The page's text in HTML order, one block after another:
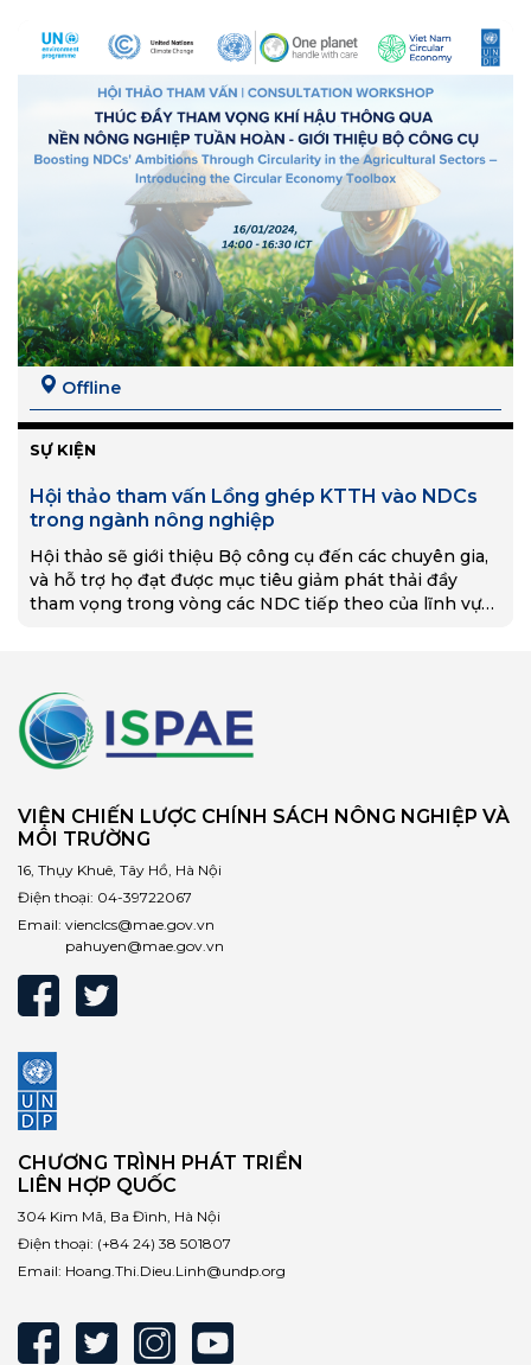
Offline
SỰ KIỆN
Hội thảo tham vấn Lồng ghép KTTH vào NDCs
trong ngành nông nghiệp
Hội thảo sẽ giới thiệu Bộ công cụ đến các chuyên gia,
và hỗ trợ họ đạt được mục tiêu giảm phát thải đầy
tham vọng trong vòng các NDC tiếp theo của lĩnh vực
VIỆN CHIẾN LƯỢC CHÍNH SÁCH NÔNG NGHIỆP VÀ
MÔI TRƯỜNG
16, Thụy Khuê, Tây Hồ, Hà Nội
Điện thoại: 04-39722067
Email: vienclcs@mae.gov.vn
pahuyen@mae.gov.vn
CHƯƠNG TRÌNH PHÁT TRIỂN
LIÊN HỢP QUỐC
304 Kim Mã, Ba Đình, Hà Nội
Điện thoại: (+84 24) 38 501807
Email: Hoang.Thi.Dieu.Linh@undp.org